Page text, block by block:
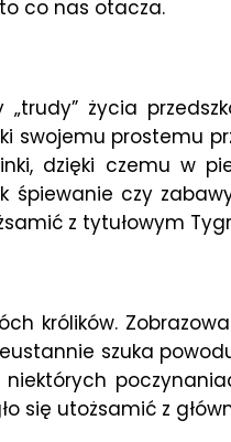
co nas otacza.
życia
swojemu prostemu
dzięki czemu w
śpiewanie czy
z tytułowym
królików.
szuka
się utożsamić z